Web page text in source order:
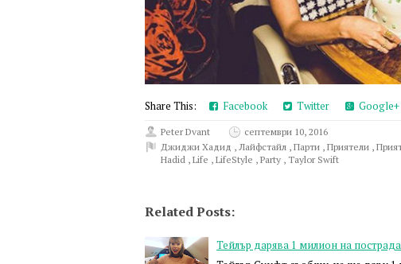
Share This: Facebook Twitter Google+
Peter Dvant
септември 10, 2016
Джиджи Хадид , Лайфстайл , Парти , Приятели ,
Hadid , Life , LifeStyle , Party , Taylor Swift
Related Posts:
Тейлър дарява 1 милион на